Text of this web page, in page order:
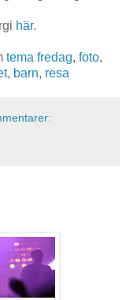
här.
tema fredag, foto,
, barn, resa